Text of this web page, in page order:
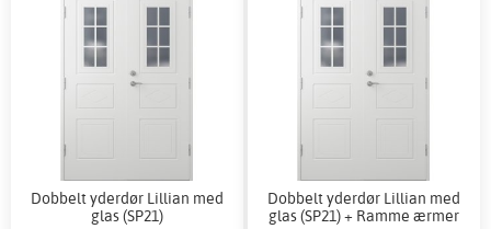
Dobbelt yderdør Lillian med
glas (SP21)
Dobbelt yderdør Lillian med
glas (SP21) + Ramme ærmer